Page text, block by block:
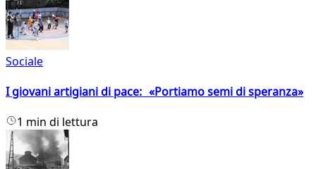
Sociale
I giovani artigiani di pace: «Portiamo semi di speranza»
1 min di lettura